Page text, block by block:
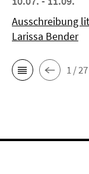
Ausschreibung
Larissa Bender
1 / 27